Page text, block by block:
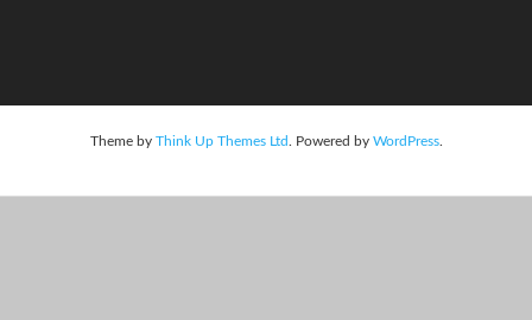
Theme by Think Up Themes Ltd . Powered by WordPress.